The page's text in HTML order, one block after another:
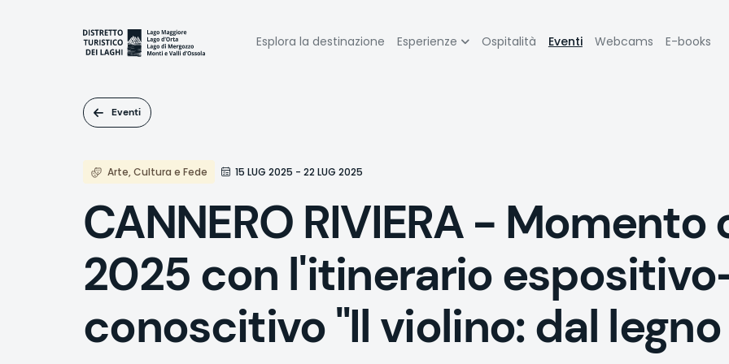
Navigazione
Esplora la destinazione Esperienze Ospitalità Eventi Webcams E-books
Eventi
Arte, Cultura e Fede 15 LUG 2025 - 22 LUG 2025
CANNERO RIVIERA -
2025 con l'itinerario
conoscitivo "Il violino: dal legno